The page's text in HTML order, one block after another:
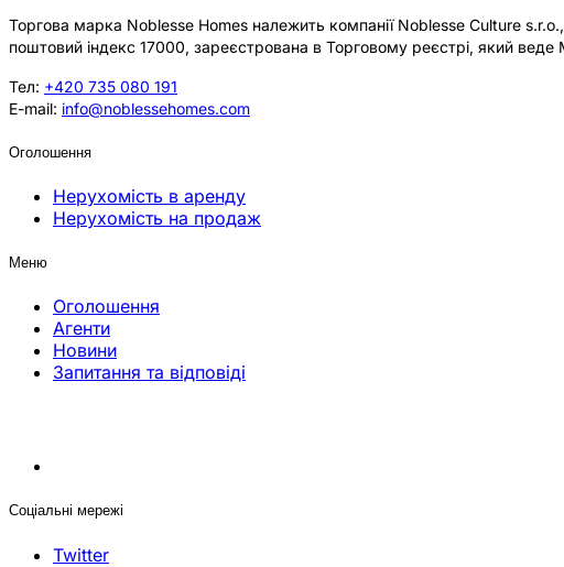
Торгова марка Noblesse Homes належить компанії Noblesse Culture
поштовий індекс 17000, зареєстрована в Торговому реєстрі, який
Тел: +420 735 080 191
E-mail: info@noblessehomes.com
Оголошення
Нерухомість в аренду
Нерухомість на продаж
Меню
Оголошення
Агенти
Новини
Запитання та відповіді
Соціальні мережі
Twitter